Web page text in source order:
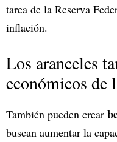
tarea de la Reserva
inflación.
Los aranceles
económicos de
También pueden crear
buscan aumentar la